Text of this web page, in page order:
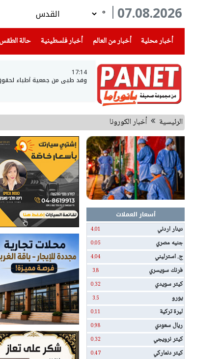
07.08.2026
°
أخبار محلية
(current) أخبار من العالم أخبار فلسطينية(current) حالة الطقس
17:14
وفد طبي من جمعية أطباء لحقوق
الرئيسية أخبار الكورونا
أسعار العملات
دينار اردني
4.01
جنيه مصري 0.05
ج. استرليني 4.04
فرنك سويسري 3.8
كيتر سويدي 0.32
يورو 3.5
ليرة تركية 0.11
ريال سعودي 0.98
كيتر نرويجي 0.32
كيتر دنماركي 0.47